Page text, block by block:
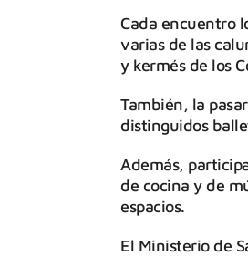
Cada encuentro
varias de las
y kermés de los
También, la
distinguidos
Además,
de cocina y de
espacios.
El Ministerio de